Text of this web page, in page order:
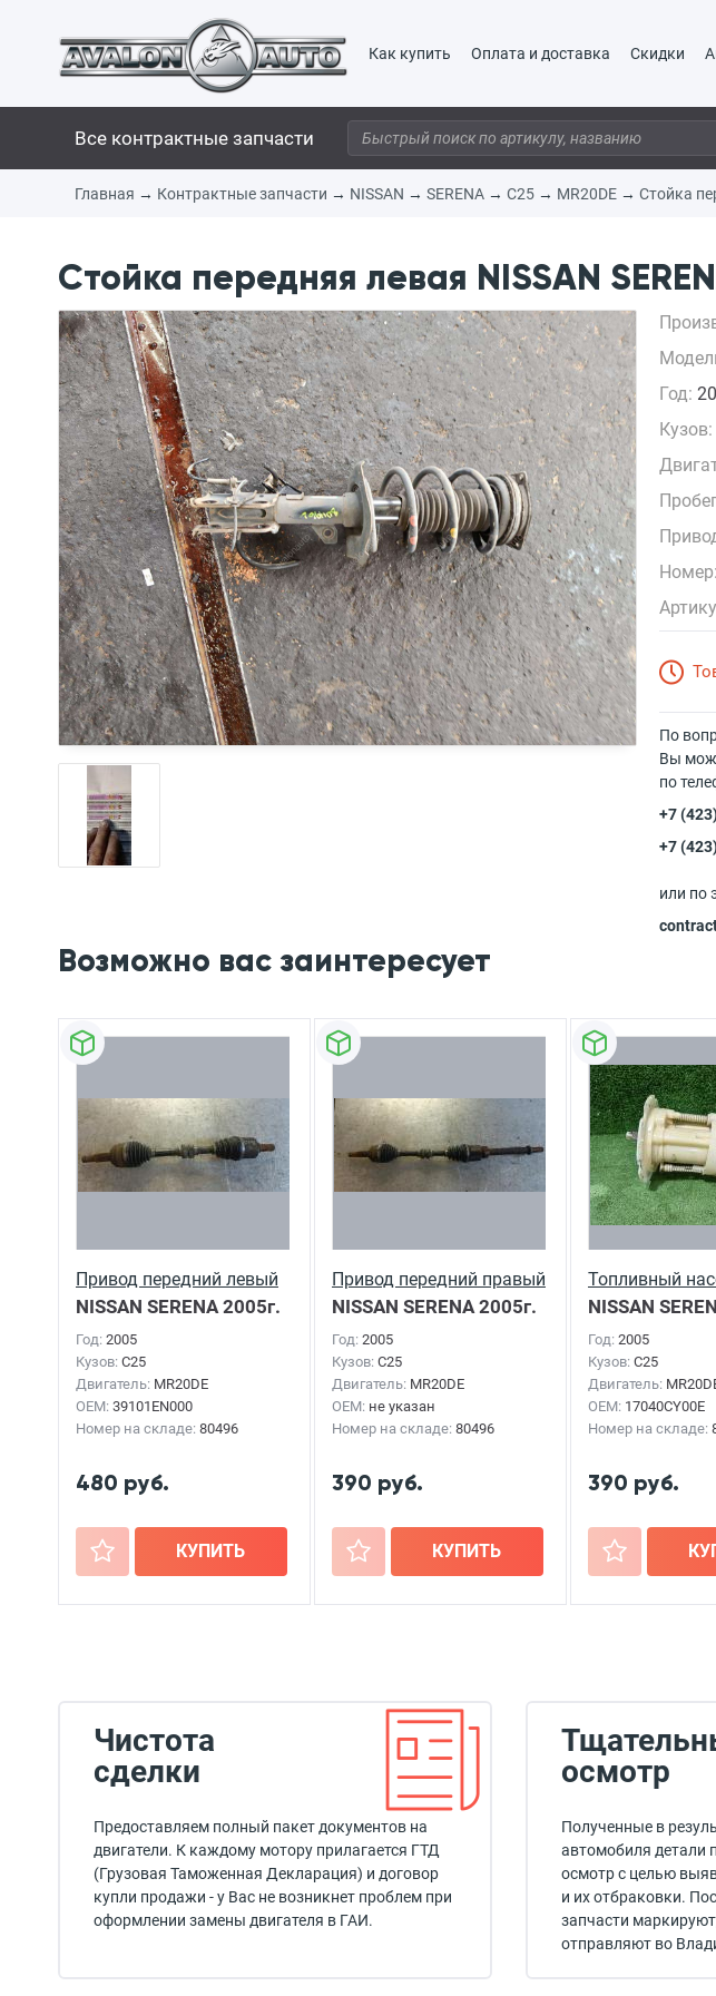
Как купить Оплата и доставка Скидки
Все контрактные запчасти
Главная → Контрактные запчасти → NISSAN → SERENA → C25 → MR20DE → Стойка
Стойка передняя левая NISSAN
Год:
Кузов:
Номер:
По
Вы
по
+7
+7
или по
Возможно вас заинтересует
Привод передний левый
NISSAN SERENA2005г.
Год: 2005
Кузов: C25
Двигатель: MR20DE
OEM: 39101EN000
Номер на складе: 80496
480 руб.
+ КУПИТЬ
Привод передний правый
NISSAN SERENA2005г.
Год: 2005
Кузов: C25
Двигатель: MR20DE
OEM: не указан
Номер на складе: 80496
390 руб.
+ КУПИТЬ
Топливный
NISSAN
Год: 2005
Кузов: C25
Двигатель:
OEM: 17040CY00E
Номер на складе:
390 руб.
+
Чистота
сделки
Предоставляем полный пакет документов на
двигатели. К каждому мотору прилагается ГТД
(Грузовая Таможенная Декларация) и договор
купли продажи - у Вас не возникнет проблем при
оформлении замены двигателя в ГАИ.
осмотр
Полученные в
автомобиля детали
осмотр с целью
и их отбраковки.
запчасти
отправляют во